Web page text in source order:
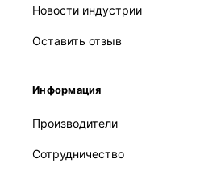
Новости индустрии
Оставить отзыв
Информация
Производители
Сотрудничество